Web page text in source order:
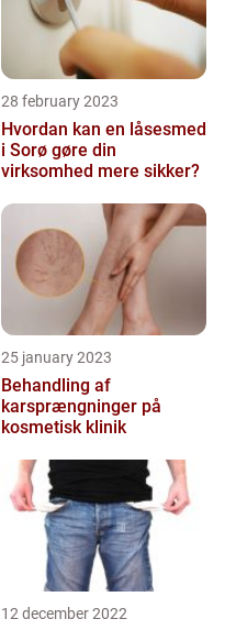
28 february 2023
Hvordan kan en låsesmed
i Sorø gøre din
virksomhed mere sikker?
25 january 2023
Behandling af
karsprængninger på
kosmetisk klinik
12 december 2022